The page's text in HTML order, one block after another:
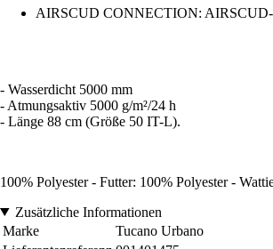
AIRSCUD CONNECTION: AIRSCUD-
- Wasserdicht 5000 mm
- Atmungsaktiv 5000 g/m²/24 h
- Länge 88 cm (Größe 50 IT-L).
100% Polyester - Futter: 100% Polyester -
Zusätzliche Informationen
Marke
Tucano Urbano